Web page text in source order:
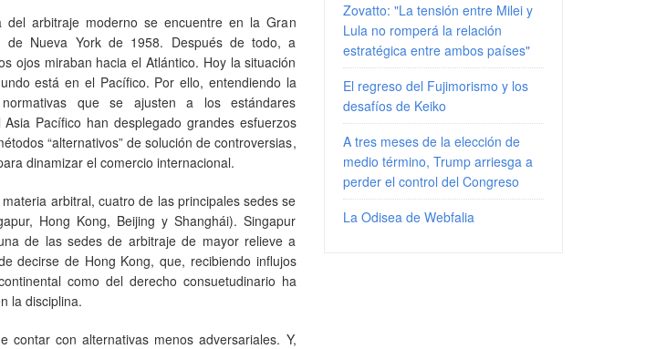
del arbitraje moderno se encuentre en la Gran
de Nueva York de 1958. Después de todo, a
ojos miraban hacia el Atlántico. Hoy la situación
está en el Pacífico. Por ello, entendiendo la
que se ajusten a los estándares
Pacífico han desplegado grandes esfuerzos
“alternativos” de solución de controversias,
dinamizar el comercio internacional.
arbitral, cuatro de las principales sedes se
Hong Kong, Beijing y Shanghái). Singapur
de las sedes de arbitraje de mayor relieve a
decirse de Hong Kong, que, recibiendo influjos
como del derecho consuetudinario ha
la disciplina.
con alternativas menos adversariales. Y,
Zovatto: "La tensión entre Milei y
Lula no romperá la relación
estratégica entre ambos países"
El regreso del Fujimorismo y los
desafíos de Keiko
A tres meses de la elección de
medio término, Trump arriesga a
perder el control del Congreso
La Odisea de Webfalia